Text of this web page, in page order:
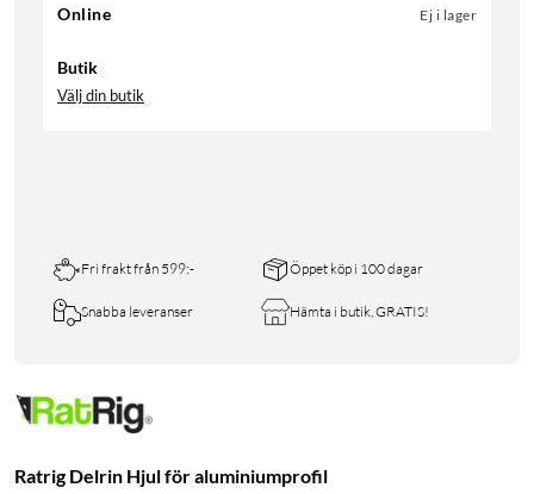
Online Ej i lager
Butik
Välj din butik
Fri frakt från 599:- Öppet köp i 100 dagar
Snabba leveranser Hämta i butik, GRATIS!
Ratrig Delrin Hjul för aluminiumprofil